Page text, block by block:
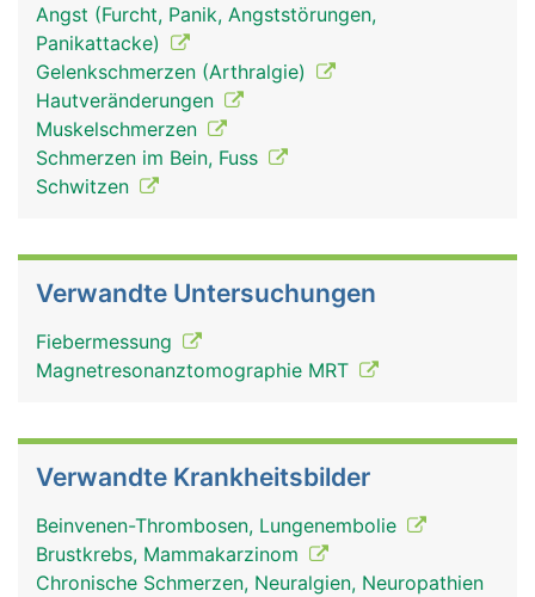
Angst (Furcht, Panik, Angststörungen,
Panikattacke)
Gelenkschmerzen (Arthralgie)
Hautveränderungen
Muskelschmerzen
Schmerzen im Bein, Fuss
Schwitzen
Verwandte Untersuchungen
Fiebermessung
Magnetresonanztomographie MRT
Verwandte Krankheitsbilder
Beinvenen-Thrombosen, Lungenembolie
Brustkrebs, Mammakarzinom
Chronische Schmerzen, Neuralgien, Neuropathien